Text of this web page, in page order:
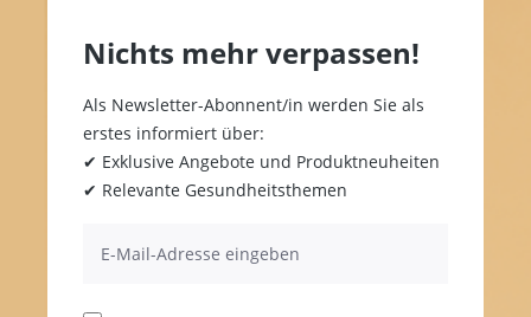
Nichts mehr verpassen!
Als Newsletter-Abonnent/in werden Sie als
erstes informiert über:
✔ Exklusive Angebote und Produktneuheiten
✔ Relevante Gesundheitsthemen